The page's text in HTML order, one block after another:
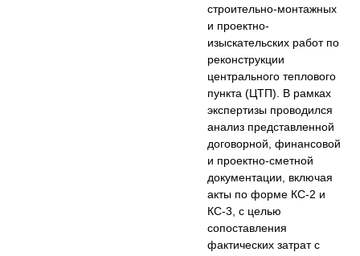
строительно-монтажных
и проектно-
изыскательских работ по
реконструкции
центрального теплового
пункта (ЦТП). В рамках
экспертизы проводился
анализ представленной
договорной, финансовой
и проектно-сметной
документации, включая
акты по форме КС-2 и
КС-3, с целью
сопоставления
фактических затрат с